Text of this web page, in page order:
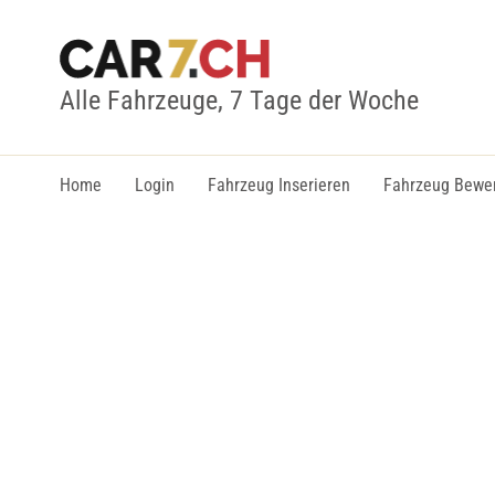
Alle Fahrzeuge, 7 Tage der Woche
Home Login Fahrzeug Inserieren Fahrzeug